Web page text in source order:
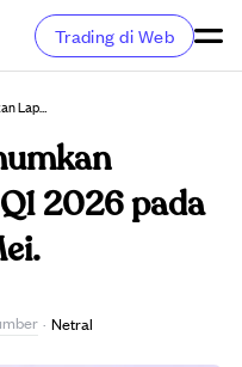
Trading di Web
Pennant Group Umumkan Laporan Keuangan Q1 2026 Pada 6 Mei, Webcast 7 Mei.
2026 pada
· Netral